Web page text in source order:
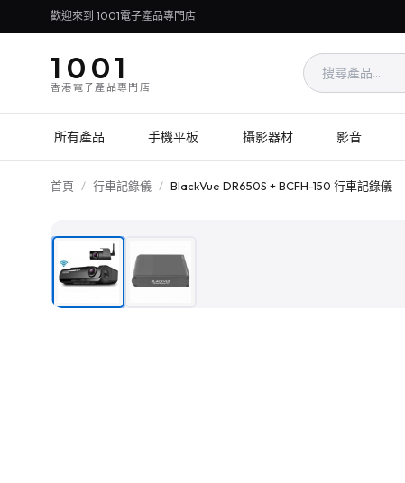
歡迎來到 1001電子產品專門店
1001
香港電子產品專門店
所有產品 手機平板 攝影器材 影音
首頁 / 行車記錄儀 / BlackVue DR650S + BCFH-150 行車記錄儀